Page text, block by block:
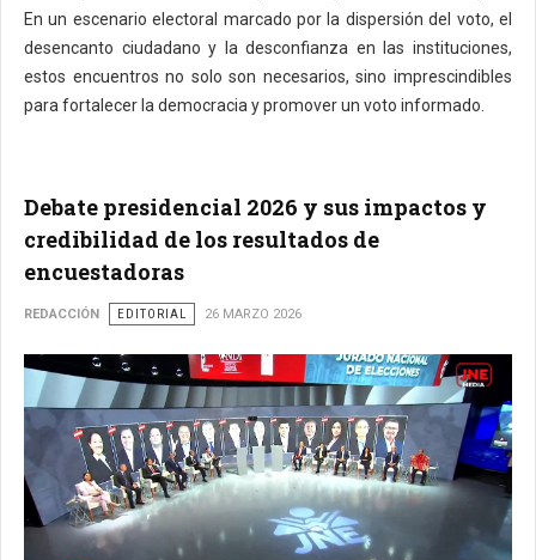
En un escenario electoral marcado por la dispersión del voto, el
desencanto ciudadano y la desconfianza en las instituciones,
estos encuentros no solo son necesarios, sino imprescindibles
para fortalecer la democracia y promover un voto informado.
Debate presidencial 2026 y sus impactos y
credibilidad de los resultados de
encuestadoras
REDACCIÓN EDITORIAL 26 MARZO 2026